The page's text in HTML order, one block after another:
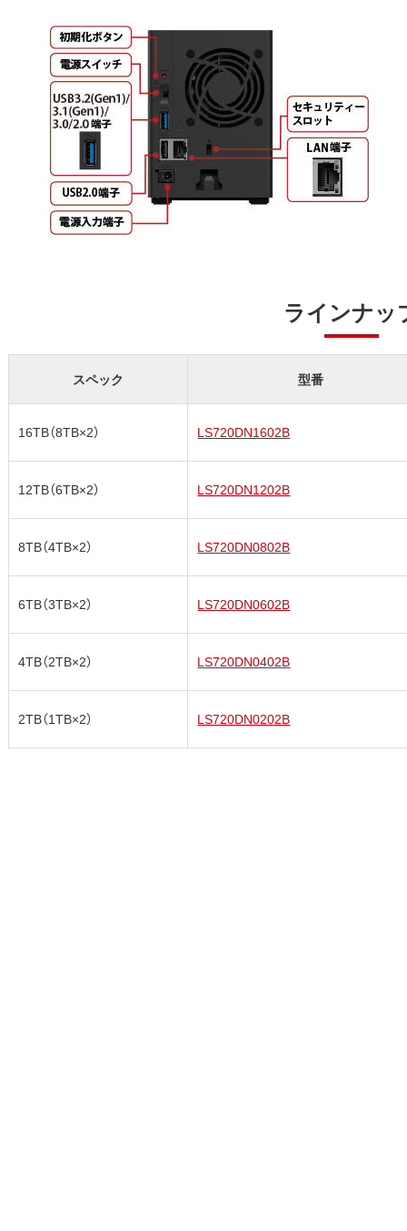
ラインナッ
スペック 型番
16TB（8TB×2） LS720DN1602B
12TB（6TB×2） LS720DN1202B
8TB（4TB×2） LS720DN0802B
6TB（3TB×2） LS720DN0602B
4TB（2TB×2） LS720DN0402B
2TB（1TB×2） LS720DN0202B